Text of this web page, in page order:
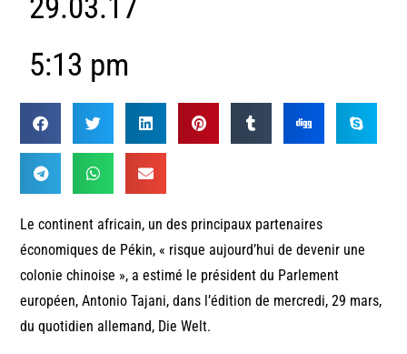
29.03.17
5:13 pm
Le continent africain, un des principaux partenaires
économiques de Pékin, « risque aujourd’hui de devenir une
colonie chinoise », a estimé le président du Parlement
européen, Antonio Tajani, dans l’édition de mercredi, 29 mars,
du quotidien allemand, Die Welt.